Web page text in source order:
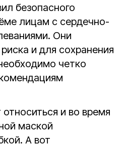
безопасного
лицам с сердечно-
Они
и для сохранения
четко
и во время
маской
А вот